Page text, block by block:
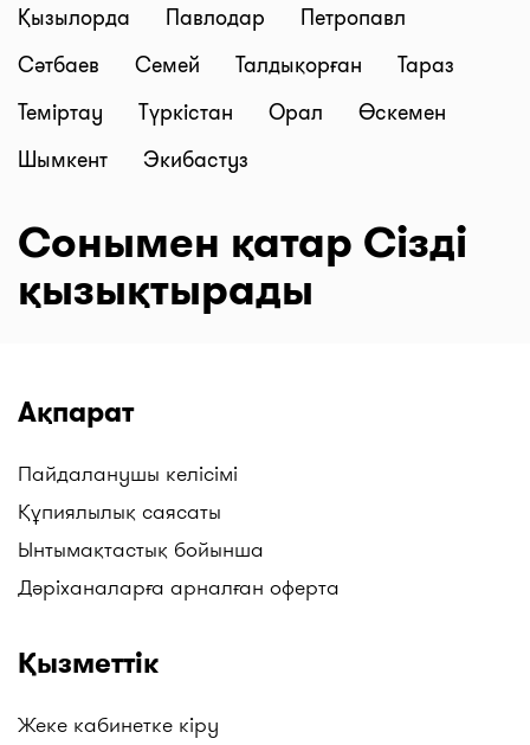
Қызылорда
Павлодар
Петропавл
Сәтбаев
Семей Талдықорған
Тараз
Теміртау
Түркістан Орал
Өскемен
Шымкент
Экибастуз
Сонымен қатар Сізді
қызықтырады
Ақпарат
Пайдаланушы келісімі
Құпиялылық саясаты
Ынтымақтастық бойынша
Дәріханаларға арналған оферта
Қызметтік
Жеке кабинетке кіру